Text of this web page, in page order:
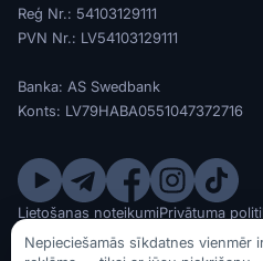
Reģ Nr.: 54103129111
PVN Nr.: LV54103129111
Banka: AS Swedbank
Konts: LV79HABA0551047372716
© SIA CarBuy 2020 - 2026
Lietošanas noteikumiPrivātuma
Nepieciešamās sīkdatnes vienmēr